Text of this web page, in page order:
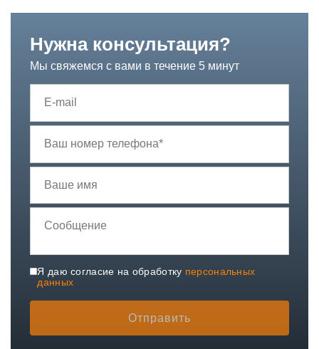
Нужна консультация?
Мы свяжемся с вами в течение 5 минут
Я даю согласие на обработку персональных
данных
Отправить